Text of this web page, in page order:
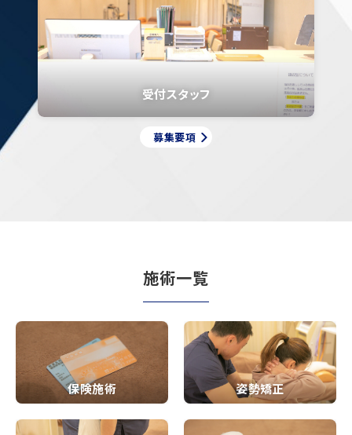
受付スタッフ
募集要項
施術一覧
保険施術 姿勢矯正